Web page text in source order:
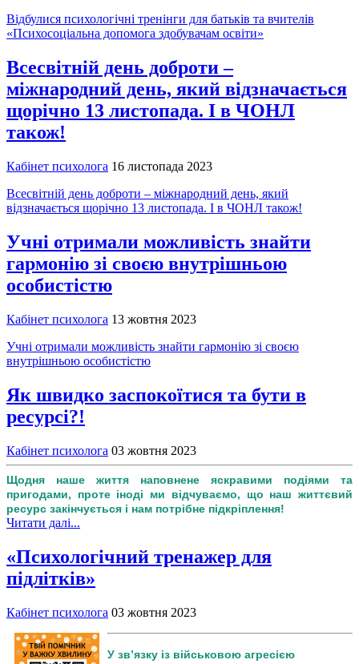
Відбулися психологічні тренінги для батьків та вчителів
«Психосоціальна допомога здобувачам освіти»
Всесвітній день доброти –
міжнародний день, який відзначається
щорічно 13 листопада. І в ЧОНЛ
також!
Кабінет психолога 16 листопада 2023
Всесвітній день доброти – міжнародний день, який
відзначається щорічно 13 листопада. І в ЧОНЛ також!
Учні отримали можливість знайти
гармонію зі своєю внутрішньою
особистістю
Кабінет психолога 13 жовтня 2023
Учні отримали можливість знайти гармонію зі своєю
внутрішньою особистістю
Як швидко заспокоїтися та бути в
ресурсі?!
Кабінет психолога 03 жовтня 2023
Щодня наше життя наповнене яскравими подіями та
пригодами, проте іноді ми відчуваємо, що наш життєвий
ресурс закінчується і нам потрібне підкріплення!
Читати далі...
«Психологічний тренажер для
підлітків»
Кабінет психолога 03 жовтня 2023
У зв’язку із військовою агресією